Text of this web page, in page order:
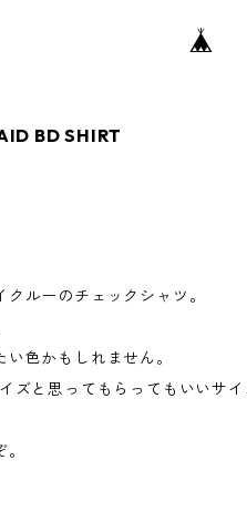
BD SHIRT
ルーのチェックシャツ。
色かもしれません。
ズと思ってもらってもいいサ